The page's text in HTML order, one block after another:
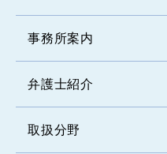
事務所案内
弁護士紹介
取扱分野